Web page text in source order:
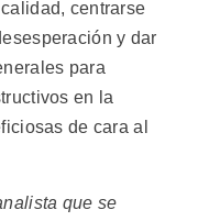
centrarse
y dar
para
en la
de cara al
que se